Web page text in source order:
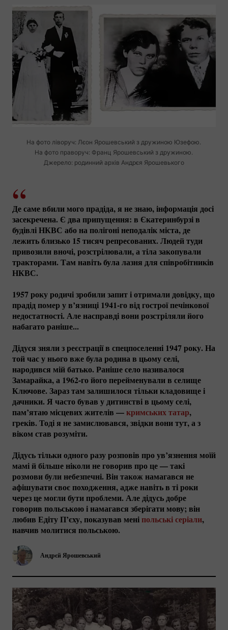
На фото ліворуч: Лєон Ярошевський з дружиною Юзефою.
На фото праворуч: Франц Ярошевський з дружиною.
Джерело: родинний архів Андрєя Ярошевького
Андрєй Ярошевський
Де саме вбили мого прадіда, я не знаю, інформація досі
засекречена. Є два припущення: в Єкатеринбурзі в
будівлі НКВС або на полігоні неподалік міста, де
лежить близько 15 тисяч репресованих. Людей туди
привозили вночі, розстрілювали, а тіла закопували
тракторами. Там навіть була лазня для співробітників
НКВС.
1957 року родичі зробили запит і отримали довідку, що
прадід помер у в’язниці 1941-говід гострої печінкової
недостатності. Але насправді вони розстріляли його
набагато раніше...
Дідуся зняли з реєстрації в спецпоселенні 1947 року. На
той час у нього вже була родина в цьому селі,
народився мій батько. Раніше село називалося
Замарайка, а 1962-гойого перейменували в селище
Ключове. Зараз там залишилося тільки кладовище і
дачники. Я часто бував у дитинстві в цьому селі,
пам’ятаю місцевих жителів —кримських татар,
греків. Тоді я не замислювався, звідки вони тут, а з
віком став розуміти.
Дідусь тільки одного разу розповів про ув’язнення моїй
мамі й більше ніколи не говорив про це — такі
розмови були небезпечні. Він також намагався не
афішувати своє походження, адже навіть в ті роки
через це могли бути проблеми. Але дідусь добре
говорив польською і намагався зберігати мову; він
любив Едіту П’єху, показував меніпольські серіали,
навчив молитися польською.